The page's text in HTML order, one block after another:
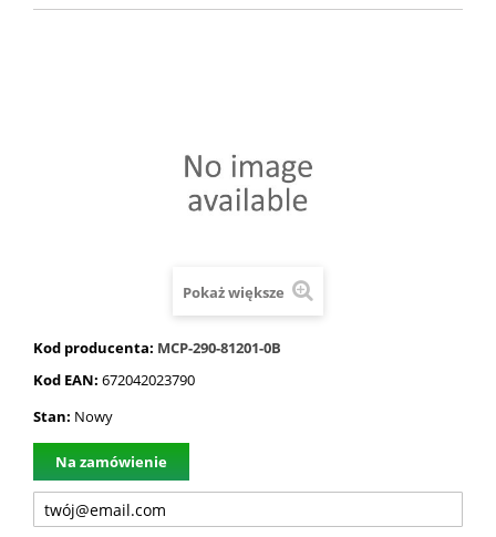
Pokaż większe
Kod producenta: MCP-290-81201-0B
Kod EAN: 672042023790
Stan: Nowy
Na zamówienie